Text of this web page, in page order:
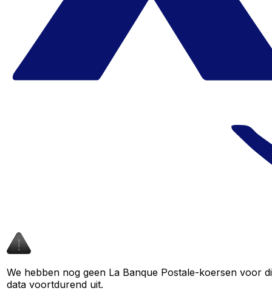
We hebben nog geen La Banque Postale-koersen voor
data voortdurend uit.